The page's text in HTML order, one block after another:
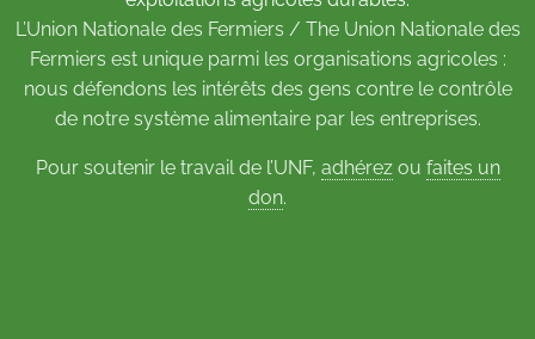
L’Union Nationale des Fermiers / The Union Nationale des
Fermiers est unique parmi les organisations agricoles :
nous défendons les intérêts des gens contre le contrôle
de notre système alimentaire par les entreprises.
Pour soutenir le travail de l’UNF, adhérezou faites un
don.